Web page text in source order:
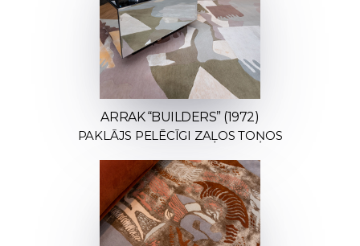
ARRAK “BUILDERS” (1972)
PAKLĀJS PELĒCĪGI ZAĻOS TOŅOS